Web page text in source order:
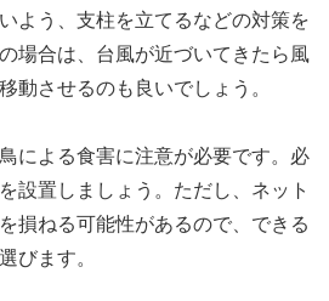
よう、支柱を立てるなどの対策を
場合は、台風が近づいてきたら風
動させるのも良いでしょう。
による食害に注意が必要です。必
設置しましょう。ただし、ネット
損ねる可能性があるので、できる
びます。